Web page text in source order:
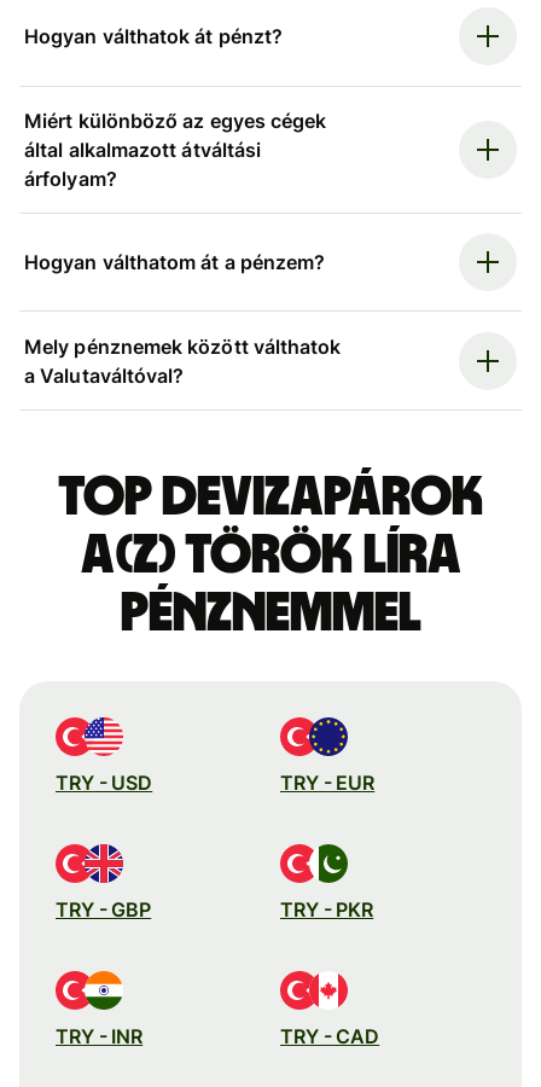
Hogyan válthatok át pénzt?
Miért különböző az egyes cégek
által alkalmazott átváltási
árfolyam?
Hogyan válthatom át a pénzem?
Mely pénznemek között válthatok
a Valutaváltóval?
Top devizapárok
a(z) török líra
pénznemmel
TRY - USD TRY - EUR
TRY - GBP TRY - PKR
TRY - INR TRY - CAD